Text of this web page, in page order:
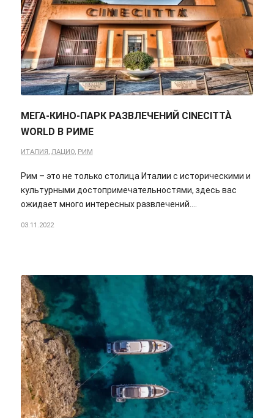
МЕГА-КИНО-ПАРК РАЗВЛЕЧЕНИЙ CINECITTÀ
WORLD В РИМЕ
ИТАЛИЯ , ЛАЦИО, РИМ
Рим – это не только столица Италии с историческими и
культурными достопримечательностями, здесь вас
ожидает много интересных развлечений.…
03.11.2022